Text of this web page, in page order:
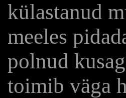
külastanud
meeles
polnud
toimib väga